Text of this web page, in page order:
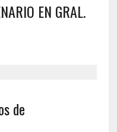
EN GRAL.
de